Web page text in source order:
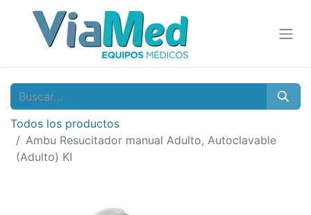
Todos los productos
Ambu Resucitador manual Adulto, Autoclavable
(Adulto) KI